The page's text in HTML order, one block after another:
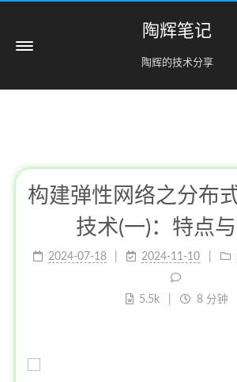
陶辉笔记
陶辉的技术分享
构建弹性网络之分布
技术(一)：特点
2024-07-18 2024-11-10
5.5k
8 分钟